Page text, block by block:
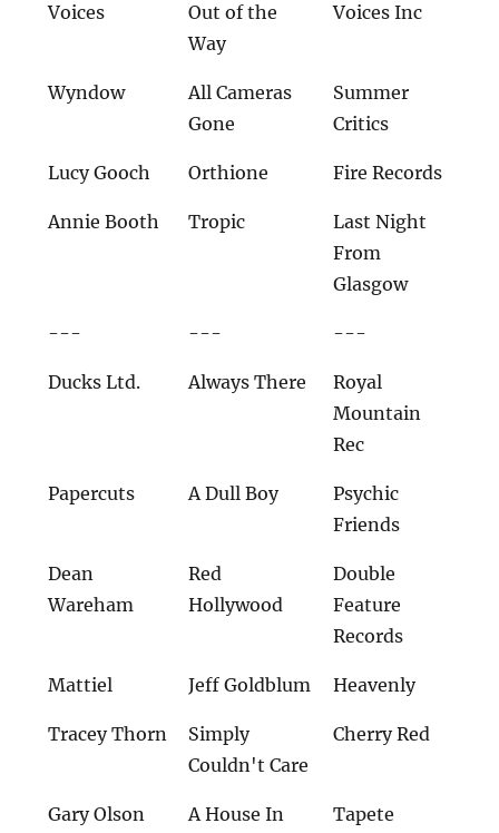
Voices
Out of the
Way
Voices Inc
Wyndow
All Cameras
Gone
Summer
Critics
Lucy Gooch Orthione Fire Records
Annie Booth Tropic
Last Night
From
Glasgow
--- --- ---
Ducks Ltd. Always There
Royal
Mountain
Rec
Papercuts A Dull Boy
Psychic
Friends
Dean
Wareham
Red
Hollywood
Double
Feature
Records
Mattiel Jeff Goldblum Heavenly
Tracey Thorn
Simply
Couldn't Care
Cherry Red
Gary Olson
A House In
Tapete